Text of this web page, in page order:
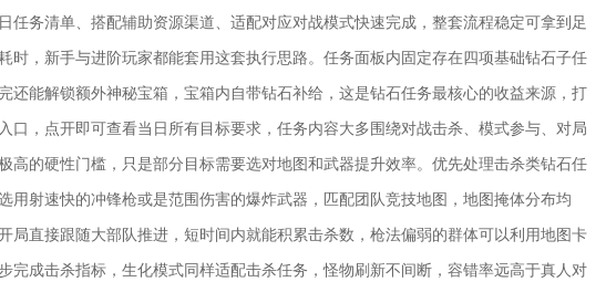
任务清单、搭配辅助资源渠道、适配对应对战模式快速完成，整套流程稳定可拿到足
时，新手与进阶玩家都能套用这套执行思路。任务面板内固定存在四项基础钻石子任
还能解锁额外神秘宝箱，宝箱内自带钻石补给，这是钻石任务最核心的收益来源，打
口，点开即可查看当日所有目标要求，任务内容大多围绕对战击杀、模式参与、对局
高的硬性门槛，只是部分目标需要选对地图和武器提升效率。优先处理击杀类钻石任
用射速快的冲锋枪或是范围伤害的爆炸武器，匹配团队竞技地图，地图掩体分布均
局直接跟随大部队推进，短时间内就能积累击杀数，枪法偏弱的群体可以利用地图卡
完成击杀指标，生化模式同样适配击杀任务，怪物刷新不间断，容错率远高于真人对